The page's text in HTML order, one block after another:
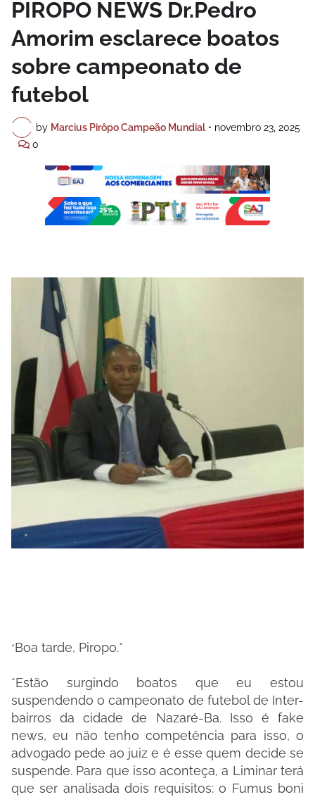
PIRÔPO NEWS Dr.Pedro
Amorim esclarece boatos
sobre campeonato de
futebol
by Marcius Pirôpo Campeão Mundial • novembro 23, 2025
0
*Boa tarde, Piropo.*
*Estão surgindo boatos que eu estou
suspendendo o campeonato de futebol de Inter-
bairros da cidade de Nazaré-Ba. Isso é fake
news, eu não tenho competência para isso, o
advogado pede ao juiz e é esse quem decide se
suspende. Para que isso aconteça, a Liminar terá
que ser analisada dois requisitos: o Fumus boni